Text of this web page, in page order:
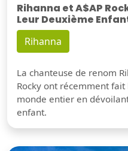
Rihanna et A$AP
Leur Deuxième
Rihanna
La chanteuse de renom
Rocky ont récemment
monde entier en
enfant.